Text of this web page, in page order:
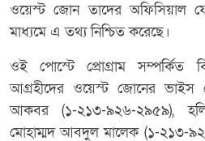
ওয়েস্ট জোন তাদের অফিসিয়াল
মাধ্যমে এ তথ্য নিশ্চিত করেছে।
ওই পোস্টে প্রোগ্রাম সম্পর্কিত
আগ্রহীদের ওয়েস্ট জোনের ভাইস
আকবর (১-২১৩-৯২৬-২৯৫৯),
মোহাম্মদ আবদুল মালেক (১-২১৩-